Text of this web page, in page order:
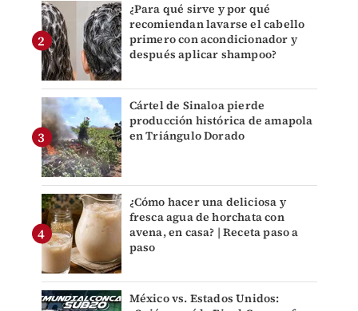
¿Para qué sirve y por qué
recomiendan lavarse el cabello
primero con acondicionador y
después aplicar shampoo?
Cártel de Sinaloa pierde
producción histórica de amapola
en Triángulo Dorado
¿Cómo hacer una deliciosa y
fresca agua de horchata con
avena, en casa? | Receta paso a
paso
México vs. Estados Unidos: